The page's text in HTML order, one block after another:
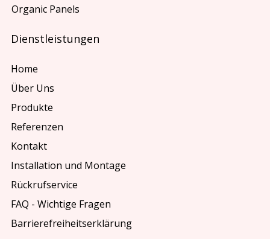
Organic Panels
Dienstleistungen
Home
Über Uns
Produkte
Referenzen
Kontakt
Installation und Montage
Rückrufservice
FAQ - Wichtige Fragen
Barrierefreiheitserklärung